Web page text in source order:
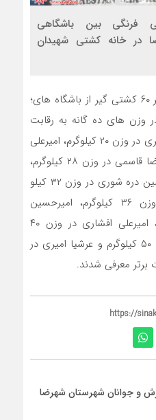
فرنگی بین باشگاهی
در خانه کشتی شهیدان
به گزارش روز یکشنبه سیناخبر ۶۰ کشتی گیر از باشگاه های؛
وزن های ده گانه به رقابت
پرداختند که در پایان کیان نظری در وزن ۲۰ کیلوگرم، امیرعلی
قاسمی در وزن ۲۵ کیلوگرم، رضا قاسمی در وزن ۲۸ کیلوگرم،
علی باقري در ۳۰ کیلوگرم، یاسین دره شوری در وزن ۳۲ کیلو
گرم، امیرحافظ قاسمی در وزن ۳۶ کیلوگرم، امیرحسین
جعفری در وزن ۳۸ کیلوگرم، امیرعلی افشاری در وزن ۴۰
کیلوگرم، رضا محمدی در وزن ۵۰ کیلوگرم و عرشیا امیری در
https://
و جوانان شهرستان شهرضا